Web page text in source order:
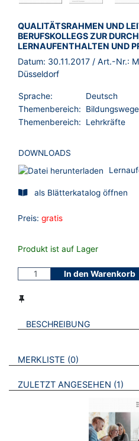
BROSCHÜRE:
QUALITÄTSRAHMEN UND
BERUFSKOLLEGS ZUR
LERNAUFENTHALTEN UND
Datum: 30.11.2017 / Art.-Nr.:
Düsseldorf
Sprache:
Deutsch
Themenbereich:
Bildungswege
Themenbereich:
Lehrkräfte
DOWNLOADS
als Blätterkatalog öffnen
Preis: gratis
Produkt ist auf Lager
In den Warenkorb
BESCHREIBUNG
VERWEISE AUF VERMERKTE-
MERKLISTE 0 BROSCHÜREN
ZULETZT ANGESEHEN 1